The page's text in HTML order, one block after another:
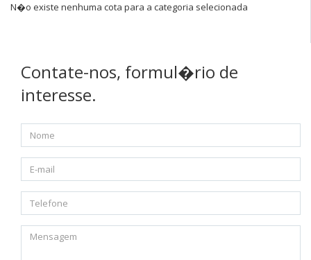
N�o existe nenhuma cota para a categoria selecionada
Contate-nos, formul�rio de
interesse.